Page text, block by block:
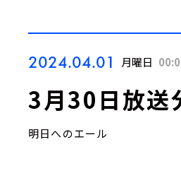
2024.04.01 月曜日
3月30日放送
明日へのエール